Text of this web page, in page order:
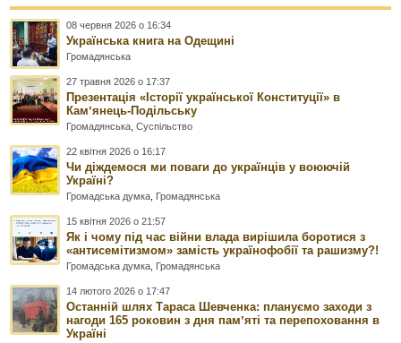
08 червня 2026 о 16:34
Українська книга на Одещині
Громадянська
27 травня 2026 о 17:37
Презентація «Історії української Конституції» в
Камʼянець-Подільську
Громадянська ,Суспільство
22 квітня 2026 о 16:17
Чи діждемося ми поваги до українців у воюючій
Україні?
Громадська думка Громадянська
15 квітня 2026 о 21:57
Як і чому під час війни влада вирішила боротися з
«антисемітизмом» замість українофобії та рашизму?!
Громадська думка Громадянська
14 лютого 2026 о 17:47
Останній шлях Тараса Шевченка: плануємо заходи з
нагоди 165 роковин з дня памʼяті та перепоховання в
Україні